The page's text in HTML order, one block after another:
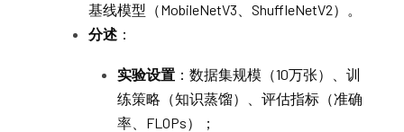
基线模型（MobileNetV3、ShuffleNetV2）。
分述 ：
实验设置 ：数据集规模（10万张）、训
练策略（知识蒸馏）、评估指标（准确
率、FLOPs）；